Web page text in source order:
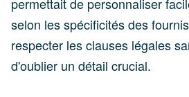
selon les spécificités des
respecter les clauses légales
d'oublier un détail crucial.